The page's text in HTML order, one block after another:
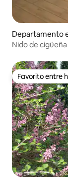
Departamento
Nido de
Favorito entre
Favorito entre